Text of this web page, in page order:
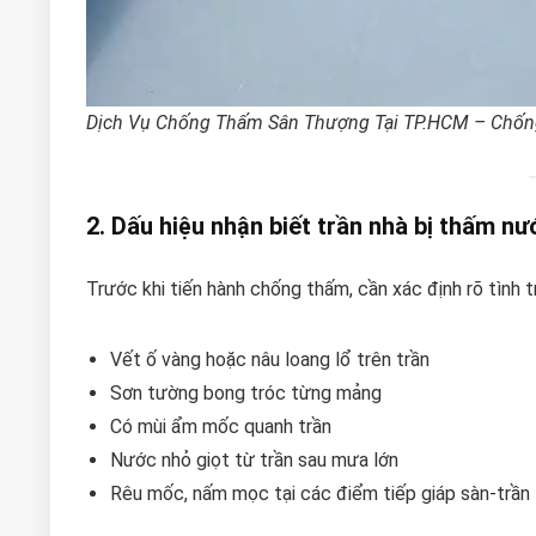
Dịch Vụ Chống Thấm Sân Thượng Tại TP.HCM –
2. Dấu hiệu nhận biết trần nhà bị thấm
Trước khi tiến hành chống thấm, cần xác định rõ tình
Vết ố vàng hoặc nâu loang lổ trên trần
Sơn tường bong tróc từng mảng
Có mùi ẩm mốc quanh trần
Nước nhỏ giọt từ trần sau mưa lớn
Rêu mốc, nấm mọc tại các điểm tiếp giáp sàn-trần